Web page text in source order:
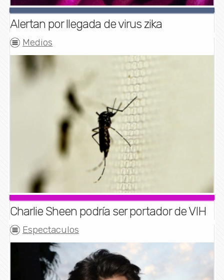
Alertan por llegada de virus zika
Medios
Charlie Sheen podría ser portador de VIH
Espectaculos